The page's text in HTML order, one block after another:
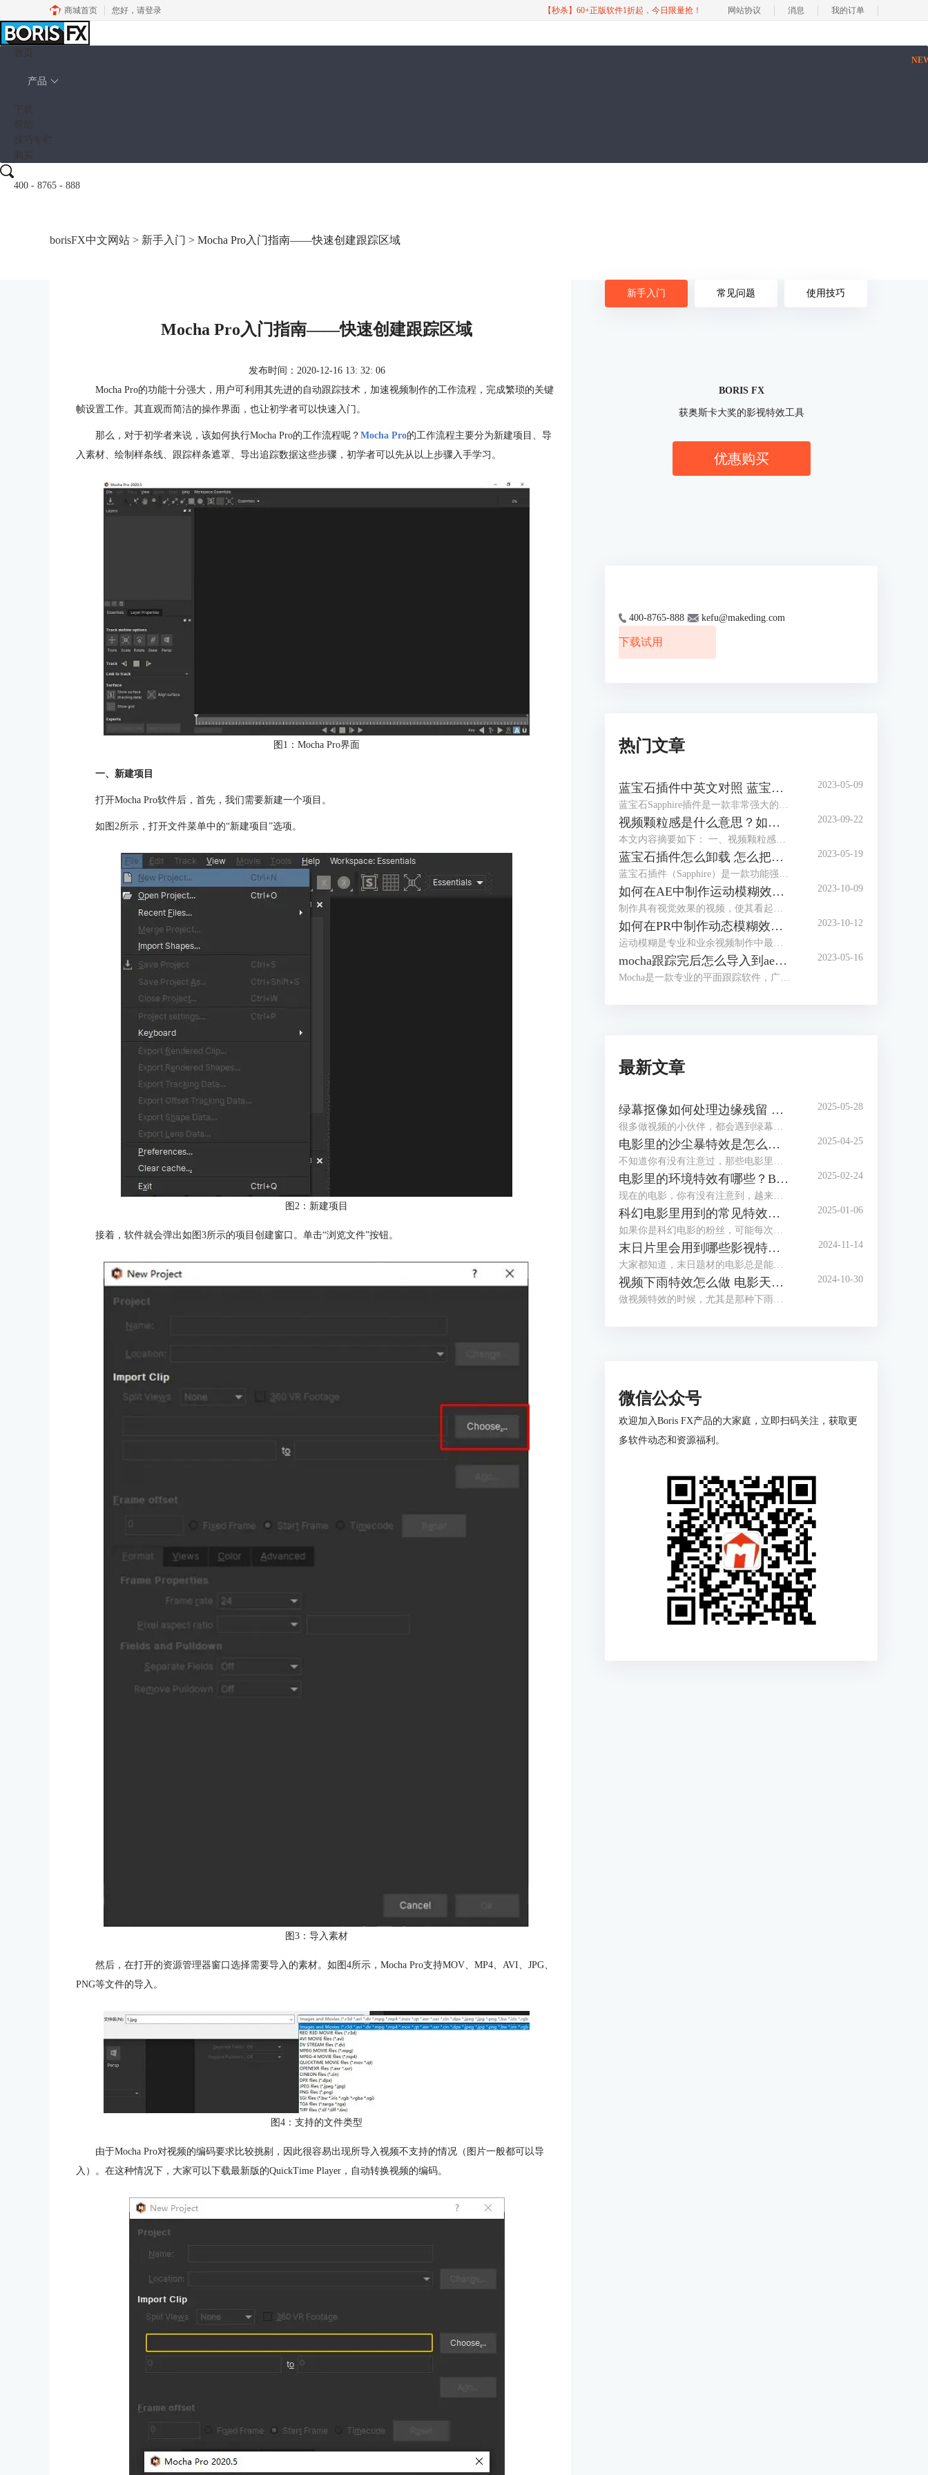
商城首页 您好， 请登录 【秒杀】60+正版软件1折起，今日限量抢！ 网站协议 消息 我的订单
产品
400 - 8765 - 888
borisFX中文网站 > 新手入门 > Mocha Pro入门指南——快速创建跟踪区域
Mocha Pro入门指南——快速创建跟踪区域
发布时间：2020-12-16 13: 32: 06
Mocha Pro的功能十分强大，用户可利用其先进的自动跟踪技术，加速视频制作的工作流程，完成繁琐的关键
帧设置工作。其直观而简洁的操作界面，也让初学者可以快速入门。
那么，对于初学者来说，该如何执行Mocha Pro的工作流程呢？ Mocha Pro的工作流程主要分为新建项目、导
入素材、绘制样条线、跟踪样条遮罩、导出追踪数据这些步骤，初学者可以先从以上步骤入手学习。
图1：Mocha Pro界面
一、新建项目
打开Mocha Pro软件后，首先，我们需要新建一个项目。
如图2所示，打开文件菜单中的“新建项目”选项。
图2：新建项目
接着，软件就会弹出如图3所示的项目创建窗口。单击“浏览文件”按钮。
图3：导入素材
然后，在打开的资源管理器窗口选择需要导入的素材。如图4所示，Mocha Pro支持MOV、MP4、AVI、JPG、
PNG等文件的导入。
图4：支持的文件类型
由于Mocha Pro对视频的编码要求比较挑剔，因此很容易出现所导入视频不支持的情况（图片一般都可以导
入）。在这种情况下，大家可以下载最新版的QuickTime Player，自动转换视频的编码。
新手入门 常见问题 使用技巧
BORIS FX
获奥斯卡大奖的影视特效工具
优惠购买
400-8765-888 kefu@makeding.com
下载试用
热门文章
蓝宝石插件中英文对照 蓝宝石插件中文
蓝宝石Sapphire插件是一款非常强大的视频特效工具，为用户提供了多种高质量的视觉效果和工具，让视频制作和编辑变得更加高效和出色。本文将为用户介绍蓝宝石插件中英文对照 蓝宝石插件中文的内容，希望可帮助用户更好地了解这个优秀的视频特效工具。
2023-05-09
视频颗粒感是什么意思？如何去掉视频的颗粒感和噪点？
本文内容摘要如下： 一、视频颗粒感是因为什么? 二、如何避免视频噪点并提高视频质量 三、如何从视频画面中去除颗粒感 四、如何使用Boris FX Continuum给视频降噪
2023-09-22
蓝宝石插件怎么卸载 怎么把蓝宝石插件彻底删除
蓝宝石插件（Sapphire）是一款功能强大的视觉特效插件，它是属于BorisFX特效创作工具中的一部分，广泛应用于各种视频编辑软件中。然而，在某些情况下，您可能需要卸载或彻底删除蓝宝石插件。本文将为您提供详细的卸载和删除步骤，帮助您顺利完成操作。
2023-05-19
如何在AE中制作运动模糊效果：3种制作运动模糊的方法
制作具有视觉效果的视频，使其看起来轻松自然，实际上需要大量工作。许多因素可以影响制作出具有真实感的镜头，观众很容易察觉到任何看起来不太对劲的地方。这意味着有时需要后期制作技巧来实现最自然的效果。
2023-10-09
如何在PR中制作动态模糊效果：两种制作动态模糊的方法
运动模糊是专业和业余视频制作中最广泛使用的视频效果之一。视频编辑师依赖于运动模糊效果来“增强”具有运动和动作的场景，使运动看起来更好，并且在大多数情况下更加真实。运动模糊还可用于强调速度和动感。
2023-10-12
mocha跟踪完后怎么导入到ae mocha跟踪使用教程
Mocha是一款专业的平面跟踪软件，广泛应用于视觉特效制作、动态图像处理等领域。通过Mocha插件，用户可以轻松地在Adobe After Effects（AE）中实现平面跟踪。本文将为您详细介绍mocha跟踪完后如何导入到AE以及Mocha跟踪的基本使用教程。
2023-05-16
最新文章
绿幕抠像如何处理边缘残留 Boris FX Primatte如何快速调节溢出抑制参数
很多做视频的小伙伴，都会遇到绿幕抠像的问题，尤其是抠完之后边缘那一圈绿色怎么都去不掉，看起来特别假。这个时候，Boris FX Primatte插件就能派上用场，特别是它的溢出抑制功能，可以很快搞定这些恼人的绿边问题。今天我们就来聊聊，绿幕抠像如何处理边缘残留，以及Boris FX Primatte如何快速调节溢出抑制参数，让视频效果干净又自然。
2025-05-28
电影里的沙尘暴特效是怎么做的 如何用Boris FX软件制作沙尘暴特效
不知道你有没有注意过，那些电影里铺天盖地的沙尘暴场景——比如《疯狂的麦克斯》里吞噬车辆的黄色巨浪，或是《星际穿越》中让玉米地瞬间消失的沙墙——这些画面不仅让人肾上腺素飙升，更藏着电影工业最顶尖的技术秘密。今天我们就来扒一扒“电影里的沙尘暴特效是怎么做的 如何用Boris FX软件制作沙尘暴特效”，从好莱坞大片到个人创作，手把手教你玩转这种震撼的视觉效果。
2025-04-25
电影里的环境特效有哪些？Boris FX如何做电影的环境特效？
现在的电影，你有没有注意到，越来越多的场景都充满了奇幻的天气、炫酷的爆炸，甚至是让人心跳加速的烟雾和水波?这些看似神奇的场景，背后全是环境特效的功劳。环境特效不仅让电影画面看起来更震撼，它们还帮助电影构建了独特的氛围和情感。今天我们就来聊聊，电影中有哪些常见的环境特效，Boris FX又是如何帮助制作这些特效的。
2025-02-24
科幻电影里用到的常见特效有哪些 如何用Boris FX做科幻电影特效
如果你是科幻电影的粉丝，可能每次看那些外星大战、太空飞船飞行、还有激烈的爆炸场面时，都会忍不住感叹：“这效果真牛逼！” 其实，能看到这么震撼的画面，背后都离不开一项很重要的技术——特效。没错，科幻电影之所以能这么好看，正是因为那些让人眼前一亮的特效技术把我们带入了一个又一个奇妙的世界。今天咱们就来聊聊，科幻电影里用到的常见特效有哪些 如何用Boris FX做科幻电影特效，打造出你想要的“视觉震撼”！
2025-01-06
末日片里会用到哪些影视特效 末日影片里的特效都是怎么做的
大家都知道，末日题材的电影总是能给人带来极大的视觉冲击。无论是地球被毁灭，还是外星怪兽入侵，那些令人瞠目结舌的特效场面都让我们过足了“视觉瘾”。但你知道吗？这些震撼的效果背后，隐藏着一系列复杂的影视技术。那么，今天咱们就来聊聊“末日片里会用到哪些影视特效 末日影片里的特效都是怎么做的”。
2024-11-14
视频下雨特效怎么做 电影天气特效用什么软件制作好
做视频特效的时候，尤其是那种下雨天的效果，很多小伙伴可能觉得有点棘手吧？其实给视频加个下雨特效真的没那么难，只要用对了工具，分分钟搞定。今天咱们就来聊聊这个问题，顺便看看视频下雨特效怎么做，还有电影天气特效用什么软件制作好，给你一次性讲明白！
2024-10-30
微信公众号
欢迎加入Boris FX产品的大家庭，立即扫码关注，获取更
多软件动态和资源福利。